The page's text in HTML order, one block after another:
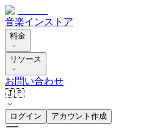
音楽インストア
料金
リソース
お問い合わせ
🇯🇵
ログイン アカウント作成